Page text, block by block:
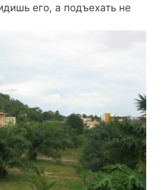
его, а подъехать не